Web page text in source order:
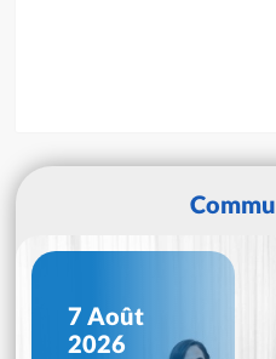
7 Août
2026